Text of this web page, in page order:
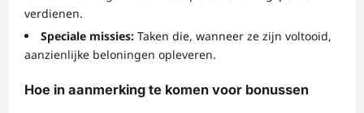
verdienen.
Speciale missies: Taken die, wanneer ze zijn voltooid,
aanzienlijke beloningen opleveren.
Hoe in aanmerking te komen voor bonussen